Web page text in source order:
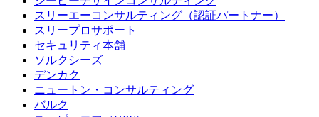
スリーエーコンサルティング（認証パートナー）
スリープロサポート
セキュリティ本舗
ソルクシーズ
デンカク
ニュートン・コンサルティング
バルク